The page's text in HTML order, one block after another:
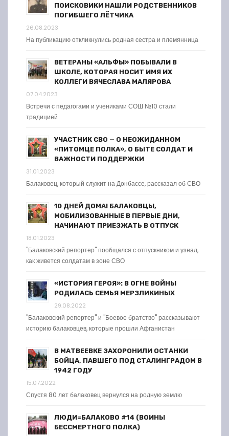
ПОИСКОВИКИ НАШЛИ РОДСТВЕННИКОВ
ПОГИБШЕГО ЛЁТЧИКА
26.08.2023
На публикацию откликнулись родная сестра и племянница
ВЕТЕРАНЫ «АЛЬФЫ» ПОБЫВАЛИ В
ШКОЛЕ, КОТОРАЯ НОСИТ ИМЯ ИХ
КОЛЛЕГИ ВЯЧЕСЛАВА МАЛЯРОВА
07.04.2023
Встречи с педагогами и учениками СОШ №10 стали
традицией
УЧАСТНИК СВО — О НЕОЖИДАННОМ
«ПИТОМЦЕ ПОЛКА», О БЫТЕ СОЛДАТ И
ВАЖНОСТИ ПОДДЕРЖКИ
31.01.2023
Балаковец, который служит на Донбассе, рассказал об СВО
10 ДНЕЙ ДОМА! БАЛАКОВЦЫ,
МОБИЛИЗОВАННЫЕ В ПЕРВЫЕ ДНИ,
НАЧИНАЮТ ПРИЕЗЖАТЬ В ОТПУСК
18.01.2023
"Балаковский репортер" пообщался с отпускником и узнал,
как живется солдатам в зоне СВО
«ИСТОРИЯ ГЕРОЯ»: В ОГНЕ ВОЙНЫ
РОДИЛАСЬ СЕМЬЯ МЕРЗЛИКИНЫХ
29.08.2022
"Балаковский репортер" и "Боевое братство" рассказывают
историю балаковцев, которые прошли Афганистан
В МАТВЕЕВКЕ ЗАХОРОНИЛИ ОСТАНКИ
БОЙЦА, ПАВШЕГО ПОД СТАЛИНГРАДОМ В
1942 ГОДУ
15.07.2022
Спустя 80 лет балаковец вернулся на родную землю
ЛЮДИ=БАЛАКОВО #14 (ВОИНЫ
БЕССМЕРТНОГО ПОЛКА)